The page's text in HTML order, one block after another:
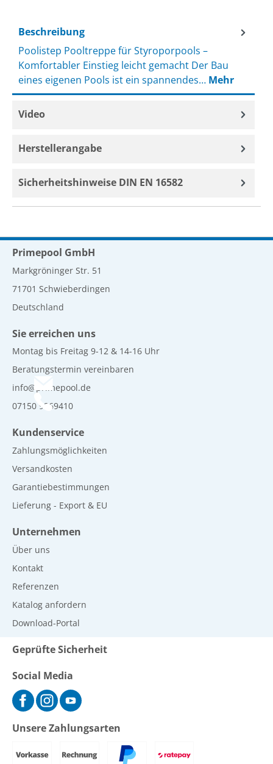
Beschreibung
Poolistep Pooltreppe für Styroporpools –
Komfortabler Einstieg leicht gemacht Der Bau
eines eigenen Pools ist ein spannendes… Mehr
Video
Herstellerangabe
Sicherheitshinweise DIN EN 16582
Primepool GmbH
Markgröninger Str. 51
71701 Schwieberdingen
Deutschland
Sie erreichen uns
Montag bis Freitag 9-12 & 14-16 Uhr
Beratungstermin vereinbaren
info@primepool.de
07150 9269410
Kundenservice
Zahlungsmöglichkeiten
Versandkosten
Garantiebestimmungen
Lieferung - Export & EU
Unternehmen
Über uns
Kontakt
Referenzen
Katalog anfordern
Download-Portal
Geprüfte Sicherheit
Social Media
Unsere Zahlungsarten